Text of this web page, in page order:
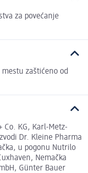
za povećanje
zaštićeno od
Co. KG, Karl-Metz-
Dr. Kleine Pharma
u pogonu Nutrilo
Nemačka
Günter Bauer